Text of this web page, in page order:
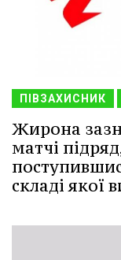
ПІВЗАХИСНИК
Жирона
матчі
складі якої